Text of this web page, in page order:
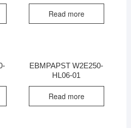
Read more
EBMPAPST W2E250-
HL06-01
Read more